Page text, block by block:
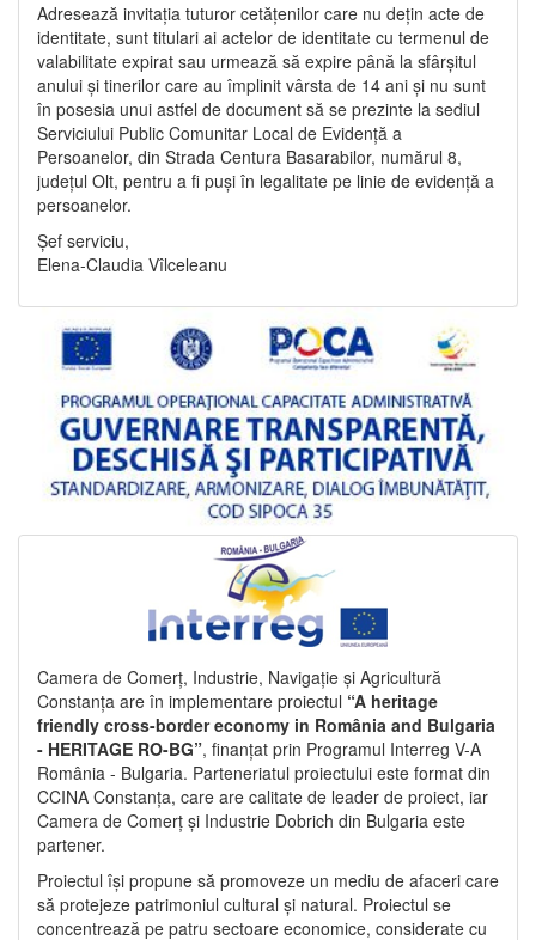
Adresează invitația tuturor cetățenilor care nu dețin acte de
identitate, sunt titulari ai actelor de identitate cu termenul de
valabilitate expirat sau urmează să expire până la sfârșitul
anului și tinerilor care au împlinit vârsta de 14 ani și nu sunt
în posesia unui astfel de document să se prezinte la sediul
Serviciului Public Comunitar Local de Evidență a
Persoanelor, din Strada Centura Basarabilor, numărul 8,
județul Olt, pentru a fi puși în legalitate pe linie de evidență a
persoanelor.
Șef serviciu,
Elena-Claudia Vîlceleanu
Camera de Comerț, Industrie, Navigație și Agricultură
Constanța are în implementare proiectul “A heritage
friendly cross-border economy in România and Bulgaria
- HERITAGE RO-BG”, finanțat prin Programul Interreg V-A
România - Bulgaria. Parteneriatul proiectului este format din
CCINA Constanța, care are calitate de leader de proiect, iar
Camera de Comerț și Industrie Dobrich din Bulgaria este
partener.
Proiectul își propune să promoveze un mediu de afaceri care
să protejeze patrimoniul cultural și natural. Proiectul se
concentrează pe patru sectoare economice, considerate cu